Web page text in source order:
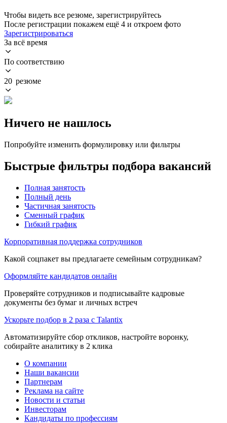
Чтобы видеть все резюме, зарегистрируйтесь
После регистрации покажем ещё 4 и откроем фото
Зарегистрироваться
За всё время
По соответствию
20 резюме
Ничего не нашлось
Попробуйте изменить формулировку или фильтры
Быстрые фильтры подбора вакансий
Полная занятость
Полный день
Частичная занятость
Сменный график
Гибкий график
Корпоративная поддержка сотрудников
Какой соцпакет вы предлагаете семейным сотрудникам?
Оформляйте кандидатов онлайн
Проверяйте сотрудников и подписывайте кадровые
документы без бумаг и личных встреч
Ускорьте подбор в 2 раза с Talantix
Автоматизируйте сбор откликов, настройте воронку,
собирайте аналитику в 2 клика
О компании
Наши вакансии
Партнерам
Реклама на сайте
Новости и статьи
Инвесторам
Кандидаты по профессиям